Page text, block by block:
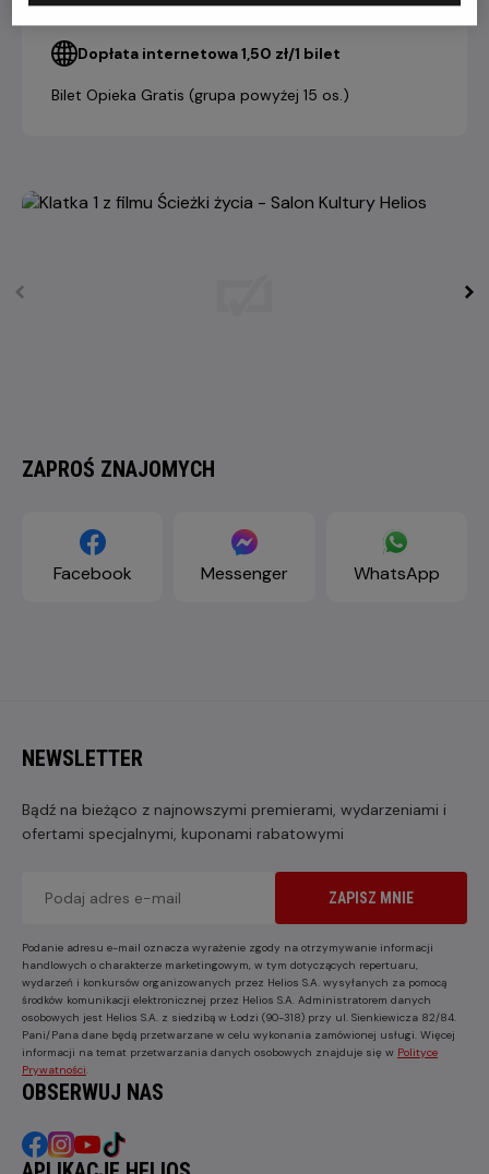
Dopłata internetowa 1,50 zł/1 bilet
Bilet Opieka Gratis (grupa powyżej 15 os.)
ZAPROŚ ZNAJOMYCH
Facebook Messenger WhatsApp
NEWSLETTER
Bądź na bieżąco z najnowszymi premierami, wydarzeniami i
ofertami specjalnymi, kuponami rabatowymi
ZAPISZ MNIE
Podanie adresu e-mail oznacza wyrażenie zgody na otrzymywanie informacji
handlowych o charakterze marketingowym, w tym dotyczących repertuaru,
wydarzeń i konkursów organizowanych przez Helios S.A. wysyłanych za pomocą
środków komunikacji elektronicznej przez Helios S.A. Administratorem danych
osobowych jest Helios S.A. z siedzibą w Łodzi (90-318) przy ul. Sienkiewicza 82/84.
Pani/Pana dane będą przetwarzane w celu wykonania zamówionej usługi. Więcej
informacji na temat przetwarzania danych osobowych znajduje się w Polityce
Prywatności
OBSERWUJ NAS